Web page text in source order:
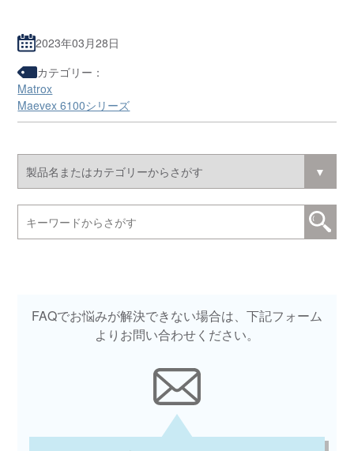
2023年03月28日
カテゴリー：
Matrox
Maevex 6100シリーズ
FAQでお悩みが解決できない場合は、下記フォーム
よりお問い合わせください。